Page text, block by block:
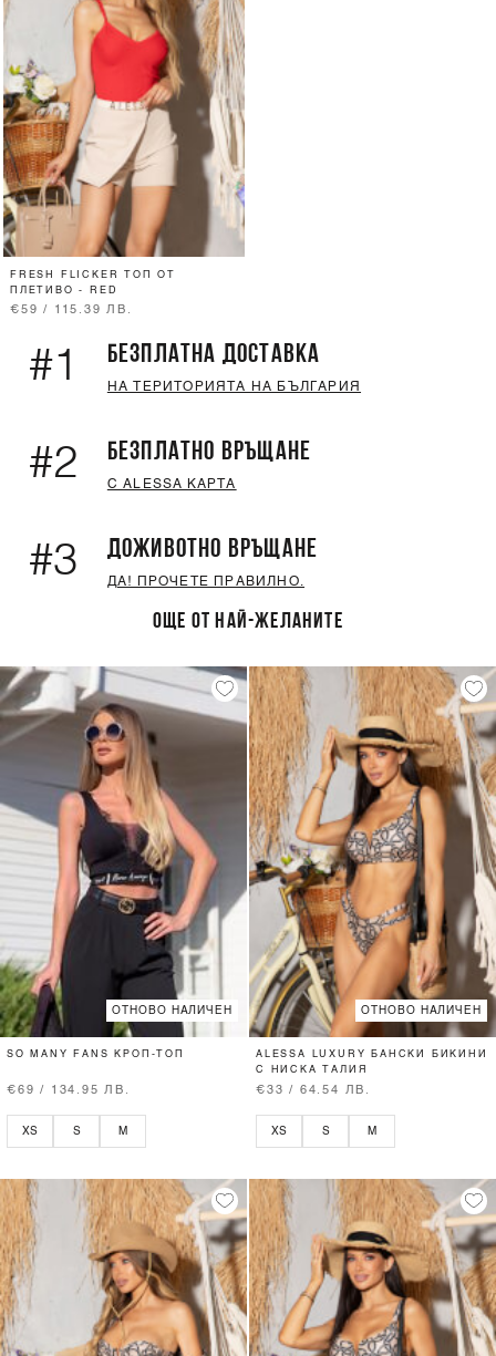
FRESH FLICKER ТОП ОТ
ПЛЕТИВО - RED
€59 / 115.39 ЛВ.
#1 БЕЗПЛАТНА ДОСТАВКА
НА ТЕРИТОРИЯТА НА БЪЛГАРИЯ
#2 БЕЗПЛАТНО ВРЪЩАНЕ
С ALESSA КАРТА
#3 ДОЖИВОТНО ВРЪЩАНЕ
ДА! ПРОЧЕТЕ ПРАВИЛНО.
ОЩЕ ОТ НАЙ-ЖЕЛАНИТЕ
ОТНОВО НАЛИЧЕН
SO MANY FANS КРОП-ТОП
€69 / 134.95 ЛВ.
XS S M
ОТНОВО НАЛИЧЕН
ALESSA LUXURY БАНСКИ БИКИНИ
С НИСКА ТАЛИЯ
€33 / 64.54 ЛВ.
XS S M